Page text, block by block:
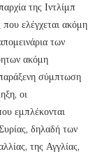
της Ιντλίμπ
που ελέγχεται ακόμη
των
ακόμη
σύμπτωση
οι
εμπλέκονται
δηλαδή των
της Αγγλίας,